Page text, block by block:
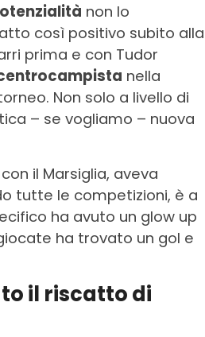
non lo
così positivo subito alla
prima e con Tudor
nella
Non solo a livello di
– se vogliamo – nuova
il Marsiglia, aveva
tutte le competizioni, è a
ha avuto un glow up
ha trovato un gol e
il riscatto di